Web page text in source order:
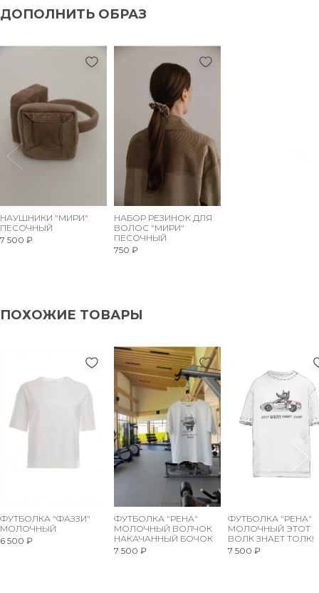
ДОПОЛНИТЬ ОБРАЗ
НАУШНИКИ "МИРИ"
ПЕСОЧНЫЙ
7 500 ₽
НАБОР РЕЗИНОК ДЛЯ
ВОЛОС "МИРИ"
ПЕСОЧНЫЙ
750 ₽
ПОХОЖИЕ ТОВАРЫ
ФУТБОЛКА "ФАЗЗИ"
МОЛОЧНЫЙ
6 500 ₽
ФУТБОЛКА "РЕНА"
МОЛОЧНЫЙ ВОЛЧОК
НАКАЧАННЫЙ БОЧОК
7 500 ₽
ФУТБОЛКА "РЕНА"
МОЛОЧНЫЙ ЭТОТ
ВОЛК ЗНАЕТ ТОЛК!
7 500 ₽